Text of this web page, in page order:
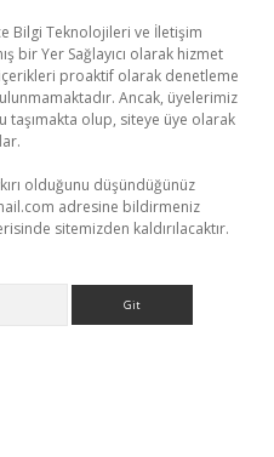
Bilgi Teknolojileri ve İletişim
bir Yer Sağlayıcı olarak hizmet
proaktif olarak denetleme
Ancak, üyelerimiz
taşımakta olup, siteye üye olarak
olduğunu düşündüğünüz
adresine bildirmeniz
sitemizden kaldırılacaktır.